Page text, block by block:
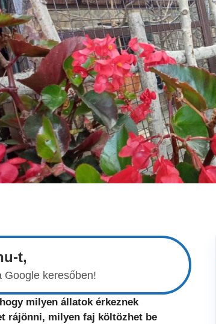
t,
Google keresőben!
milyen állatok érkeznek
rájönni, milyen faj költözhet be